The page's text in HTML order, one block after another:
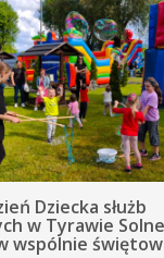
Dziecka służb
w Tyrawie
wspólnie